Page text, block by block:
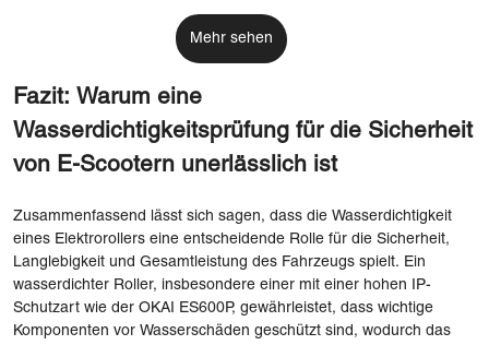
Mehr sehen
Fazit: Warum eine
Wasserdichtigkeitsprüfung für die Sicherheit
von E-Scootern unerlässlich ist
Zusammenfassend lässt sich sagen, dass die Wasserdichtigkeit
eines Elektrorollers eine entscheidende Rolle für die Sicherheit,
Langlebigkeit und Gesamtleistung des Fahrzeugs spielt. Ein
wasserdichter Roller, insbesondere einer mit einer hohen IP-
Schutzart wie der OKAI ES600P, gewährleistet, dass wichtige
Komponenten vor Wasserschäden geschützt sind, wodurch das